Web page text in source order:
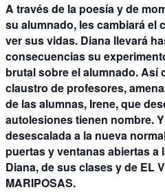
A través de la poesía y de
su alumnado, les cambiará el
ver sus vidas. Diana llevará
consecuencias su
brutal sobre el alumnado. Así
claustro de profesores,
de las alumnas, Irene, que
autolesiones tienen nombre.
desescalada a la nueva
puertas y ventanas abiertas a
Diana, de sus clases y de EL
MARIPOSAS.